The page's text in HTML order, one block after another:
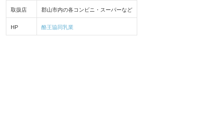
取扱店 郡山市内の各コンビニ・スーパーなど
HP 酪王協同乳業